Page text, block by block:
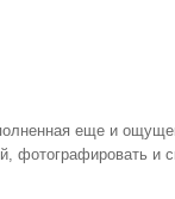
еще и
фотографировать и